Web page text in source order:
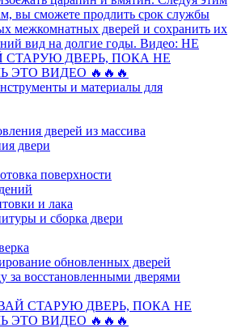
вы сможете продлить срок службы
межкомнатных дверей и сохранить их
вид на долгие годы. Видео: НЕ
СТАРУЮ ДВЕРЬ, ПОКА НЕ
ВИДЕО 🔥🔥🔥
и материалы для
дверей из массива
двери
поверхности
и лака
и сборка двери
обновленных дверей
за восстановленными дверями
СТАРУЮ ДВЕРЬ, ПОКА НЕ
ВИДЕО 🔥🔥🔥